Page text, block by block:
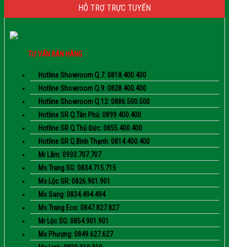
HỖ TRỢ TRỰC TUYẾN
TƯ VẤN BÁN HÀNG
Hotline Showroom Q.7: 0818.400.400
Hotline Showroom Q.9: 0828.400.400
Hotline Showroom Q.12: 0886.500.500
Hotline SR Q.Tân Phú: 0899.400.400
Hotline SR Q.Thủ Đức: 0855.400.400
Hotline SR Q.Bình Thạnh: 0814.400.400
Mr Lãm: 0933.707.707
Ms Trang SG: 0834.715.715
Ms Lộc SR: 0826.901.901
Ms Sang: 0834.494.494
Ms Trang Eco: 0847.827.827
Mr Lộc SG: 0854.901.901
Ms Phượng: 0849.627.627